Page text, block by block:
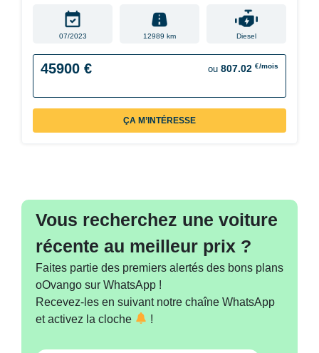
07/2023 12989 km Diesel
45900 € ou 807.02 €/mois
ÇA M’INTÉRESSE
Vous recherchez une voiture
récente au meilleur prix ?
Faites partie des premiers alertés des bons plans
oOvango sur WhatsApp !
Recevez-les en suivant notre chaîne WhatsApp
et activez la cloche
!